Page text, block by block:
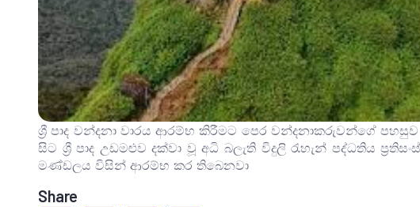
ශ්‍රී පාද වන්දනා වාරය ආරම්භ කිරීමට පෙර වන්දනාකරුවන්ගේ
සිට ශ්‍රී පාද උඩමළුව දක්වා වූ අධි බලැති විදුලි රැහැන් පද්ධතිය
මණ්ඩලය විසින් ආරම්භ කර තිබෙනවා
Share